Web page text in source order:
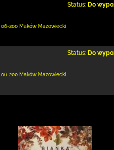
Status: Do
06-200 Maków Mazowiecki
Status: Do
06-200 Maków Mazowiecki